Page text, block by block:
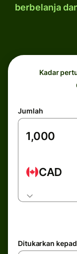
berbelanja
Kadar
Jumlah
CAD
Ditukarkan